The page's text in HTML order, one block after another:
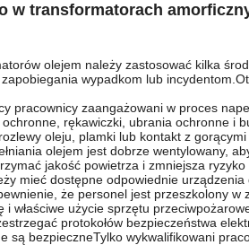
w transformatorach
olejem należy zastosować kilka
wypadkom lub
pracownicy zaangażowani w proces
rękawiczki, ubrania ochronne i
oleju, plamki lub kontakt z gorącymi
olejem jest dobrze wentylowany,
jakość powietrza i zmniejsza ryzyko
mieć dostępne odpowiednie
że personel jest przeszkolony w
właściwe użycie sprzętu
protokołów bezpieczeństwa
są bezpieczneTylko wykwalifikowani